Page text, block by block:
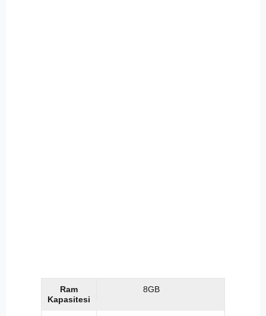
Ram
Kapasitesi
8GB